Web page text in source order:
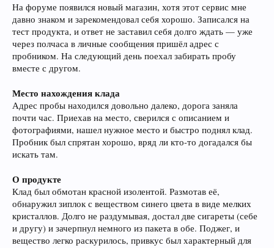
На форуме появился новый магазин, хотя этот сервис мне
давно знаком и зарекомендовал себя хорошо. Записался на
тест продукта, и ответ не заставил себя долго ждать — уже
через полчаса в личные сообщения пришёл адрес с
пробником. На следующий день поехал забирать пробу
вместе с другом.
Место нахождения клада
Адрес пробы находился довольно далеко, дорога заняла
почти час. Приехав на место, сверился с описанием и
фотографиями, нашел нужное место и быстро поднял клад.
Пробник был спрятан хорошо, вряд ли кто-то догадался бы
искать там.
О продукте
Клад был обмотан красной изолентой. Размотав её,
обнаружил зиплок с веществом синего цвета в виде мелких
кристаллов. Долго не раздумывая, достал две сигареты (себе
и другу) и зачерпнул немного из пакета в обе. Поджег, и
вещество легко раскурилось, привкус был характерный для